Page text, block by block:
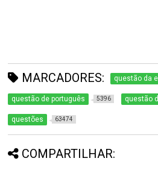
MARCADORES: questão da
questão de português 5396 questão
questões 63474
COMPARTILHAR: